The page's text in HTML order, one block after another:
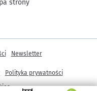
główna - wroclaw.pl
strony
Newsletter
Polityka prywatności